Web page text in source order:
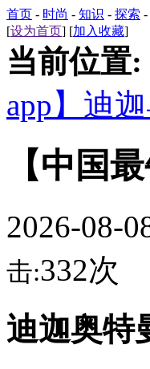
首页 - 时尚 - 知识 - 探索 -
[设为首页] [加入收藏]
当前位置:
app】迪
【中国
2026-08-
击:332次
迪迦奥特